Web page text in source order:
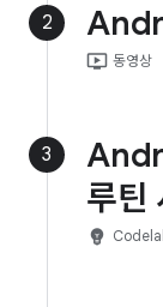
2
ondemand_video 동영상
3
루틴
emoji_objects